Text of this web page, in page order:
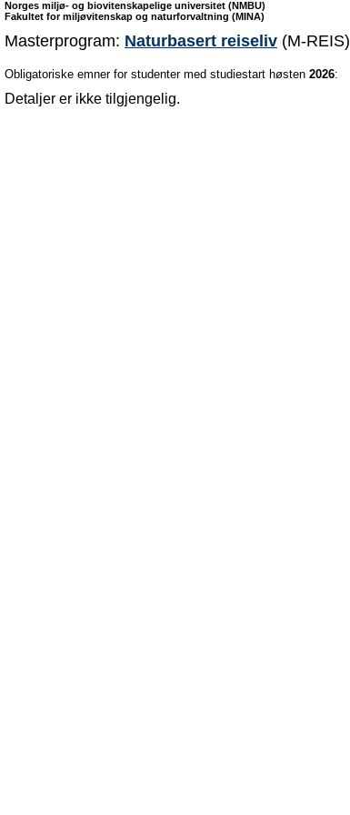
Norges miljø- og biovitenskapelige universitet (NMBU)
Fakultet for miljøvitenskap og naturforvaltning (MINA)
Masterprogram: Naturbasert reiseliv (M-REIS)
Obligatoriske emner for studenter med studiestart høsten 2026:
Detaljer er ikke tilgjengelig.